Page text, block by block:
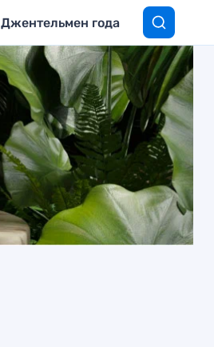
Джентельмен года